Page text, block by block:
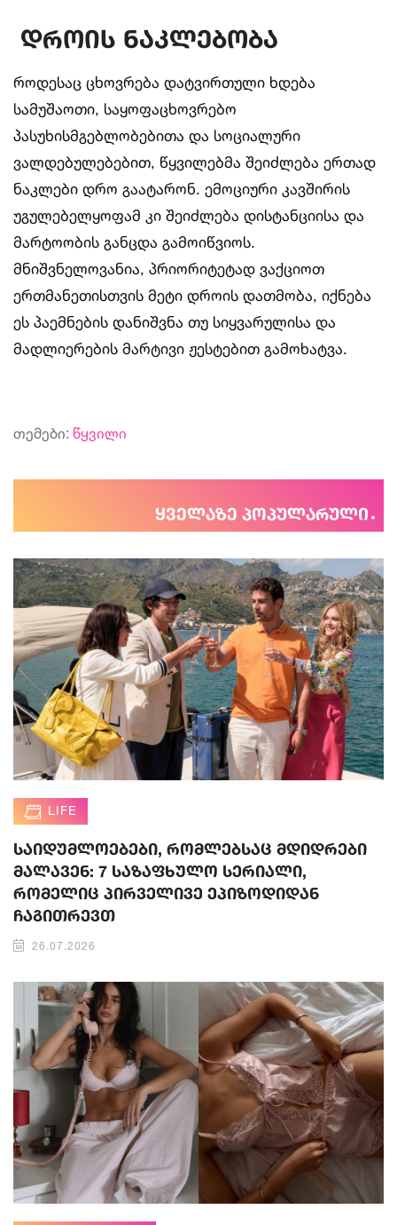
დროის ნაკლებობა
როდესაც ცხოვრება დატვირთული ხდება
სამუშაოთი, საყოფაცხოვრებო
პასუხისმგებლობებითა და სოციალური
ვალდებულებებით, წყვილებმა შეიძლება ერთად
ნაკლები დრო გაატარონ. ემოციური კავშირის
უგულებელყოფამ კი შეიძლება დისტანციისა და
მარტოობის განცდა გამოიწვიოს.
მნიშვნელოვანია, პრიორიტეტად ვაქციოთ
ერთმანეთისთვის მეტი დროის დათმობა, იქნება
ეს პაემნების დანიშვნა თუ სიყვარულისა და
მადლიერების მარტივი ჟესტებით გამოხატვა.
თემები: წყვილი
ყველაზე პოპულარული
LIFE
საიდუმლოებები, რომლებსაც მდიდრები
მალავენ: 7 საზაფხულო სერიალი,
რომელიც პირველივე ეპიზოდიდან
ჩაგითრევთ
26.07.2026